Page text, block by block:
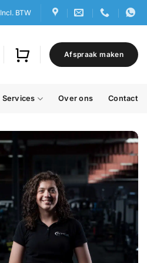
Incl. BTW
Afspraak maken
Services Over ons Contact